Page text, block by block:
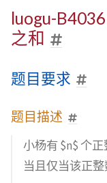
luogu-
之和
题目要求
题目描述
小杨有 $n$ 个
当且仅当该正整